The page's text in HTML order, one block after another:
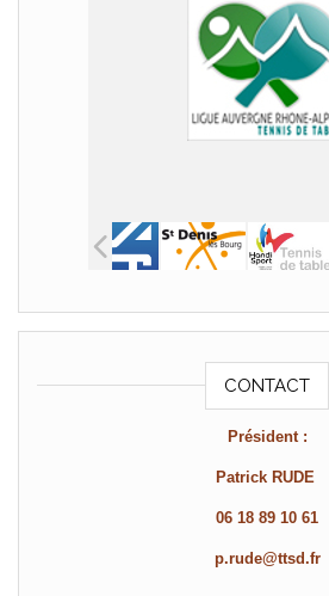
CONTACT
Président :
Patrick RUDE
06 18 89 10 61
p.rude@ttsd.fr